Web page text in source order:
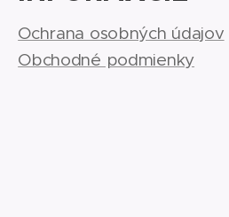
Ochrana osobných údajov
Obchodné podmienky